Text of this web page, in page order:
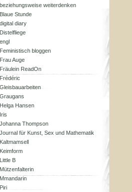
beziehungsweise weiterdenken
Blaue Stunde
digital diary
Distelfliege
engl
Feministisch bloggen
Frau Auge
Fräulein ReadOn
Frédéric
Gleisbauarbeiten
Graugans
Helga Hansen
Iris
Johanna Thompson
Journal für Kunst, Sex und Mathematik
Kaltmamsell
Keimform
Little B
Mützenfalterin
Mmandarin
Piri